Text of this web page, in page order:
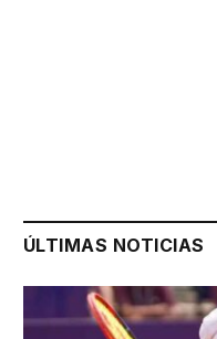
ÚLTIMAS NOTICIAS